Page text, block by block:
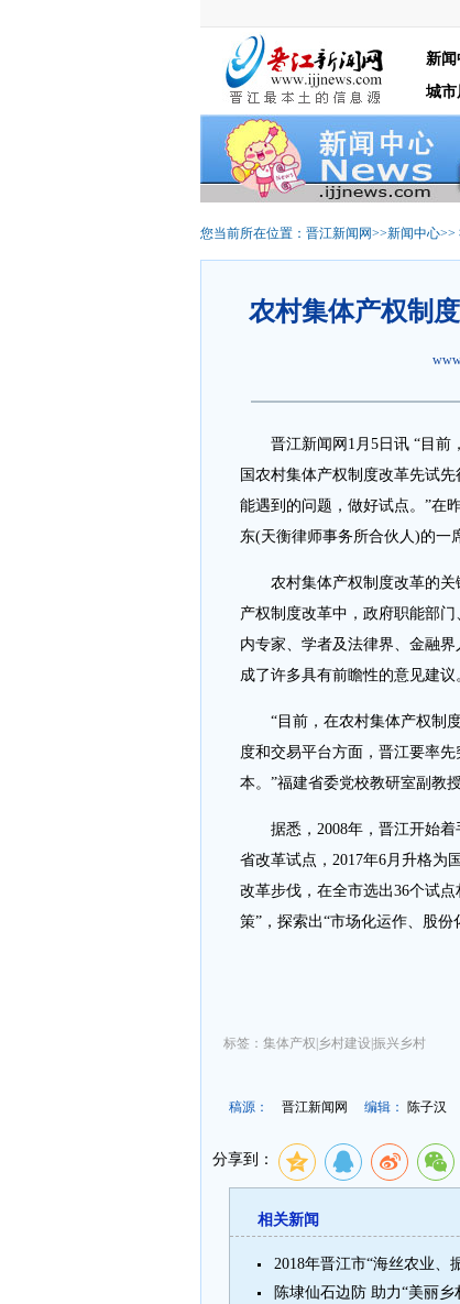
新闻
城市
您当前所在位置： 晋江新闻网>>新闻中心>>
农村集体产权制
晋江新闻网1月5日讯 “目前
国农村集体产权制度改革先试
能遇到的问题，做好试点。”在
东(天衡律师事务所合伙人)的一
农村集体产权制度改革的关
产权制度改革中，政府职能部
内专家、学者及法律界、金融
成了许多具有前瞻性的意见建议
“目前，在农村集体产权制度
度和交易平台方面，晋江要率
本。”福建省委党校教研室副教
据悉，2008年，晋江开始着
省改革试点，2017年6月升格为
改革步伐，在全市选出36个试
策”，探索出“市场化运作、股份
标签：集体产权|乡村建设|振兴乡村
稿源： 晋江新闻网 编辑： 陈子汉
分享到：
相关新闻
陈埭仙石边防 助力“美丽乡